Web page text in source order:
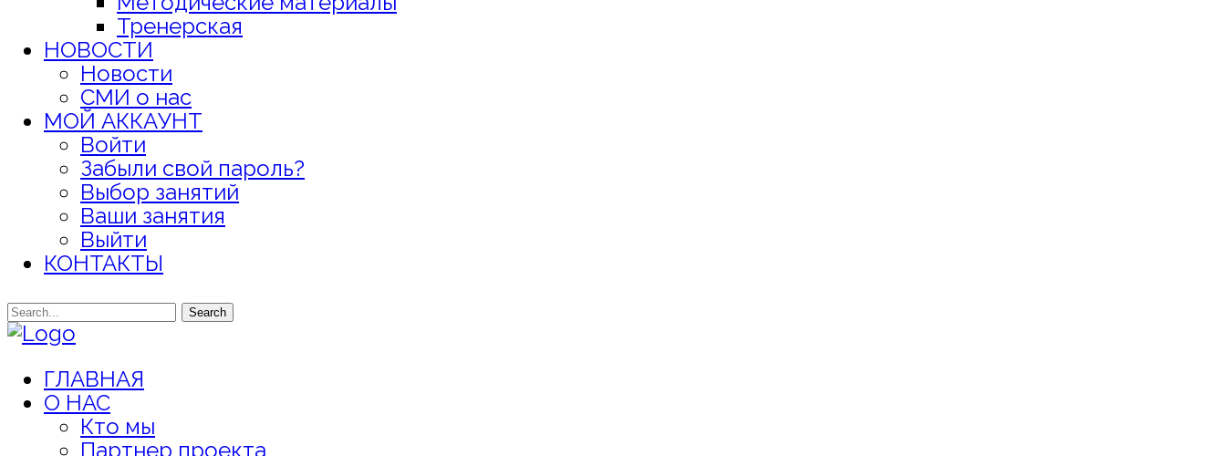
Тренерская
НОВОСТИ
Новости
СМИ о нас
МОЙ АККАУНТ
Войти
Забыли свой пароль?
Выбор занятий
Ваши занятия
Выйти
КОНТАКТЫ
Search
ГЛАВНАЯ
О НАС
Кто мы
Партнер проекта